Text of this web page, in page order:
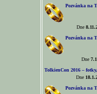
Pozvánka na
Dne
Pozvánka na
Dne
TolkienCon 2016 –
Dne
Pozvánka na